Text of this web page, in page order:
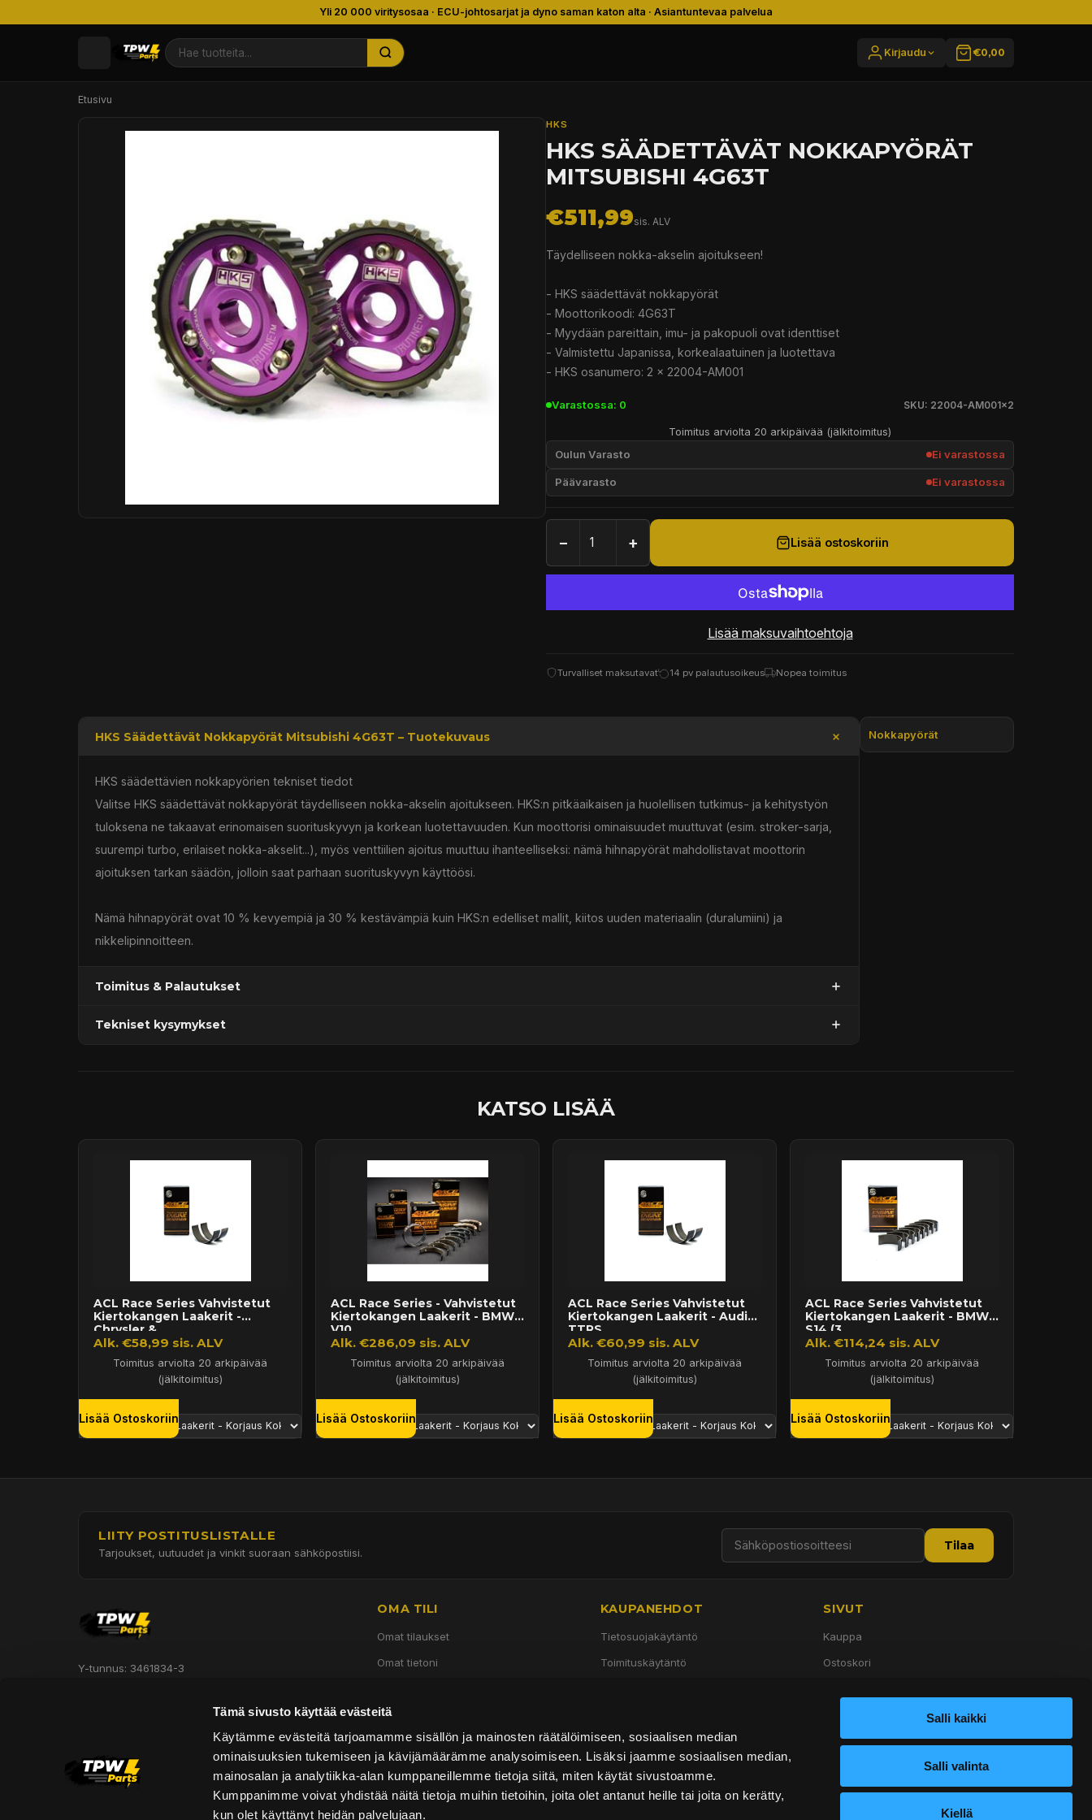
Tämä sivusto käyttää evästeitä
Käytämme evästeitä tarjoamamme sisällön ja mainosten räätälöimiseen, sosiaalisen median
ominaisuuksien tukemiseen ja kävijämäärämme analysoimiseen. Lisäksi jaamme sosiaalisen median,
mainosalan ja analytiikka-alan kumppaneillemme tietoja siitä, miten käytät sivustoamme.
Kumppanimme voivat yhdistää näitä tietoja muihin tietoihin, joita olet antanut heille tai joita on kerätty,
kun olet käyttänyt heidän palvelujaan.
Salli kaikki
Salli valinta
Kiellä
Yli 20 000 viritysosaa · ECU-johtosarjat ja dyno saman katon alta · Asiantuntevaa palvelua
Kirjaudu €0,00
Etusivu
HKS
HKS SÄÄDETTÄVÄT NOKKAPYÖRÄT
MITSUBISHI 4G63T
€511,99sis. ALV
Täydelliseen nokka-akselin ajoitukseen!
- HKS säädettävät nokkapyörät
- Moottorikoodi: 4G63T
- Myydään pareittain, imu- ja pakopuoli ovat identtiset
- Valmistettu Japanissa, korkealaatuinen ja luotettava
- HKS osanumero: 2 x 22004-AM001
Varastossa: 0 SKU: 22004-AM001x2
Toimitus arviolta 20 arkipäivää (jälkitoimitus)
Oulun Varasto Ei varastossa
Päävarasto Ei varastossa
− + Lisää ostoskoriin
Lisää maksuvaihtoehtoja
Turvalliset maksutavat 14 pv palautusoikeus Nopea toimitus
HKS Säädettävät Nokkapyörät Mitsubishi 4G63T – Tuotekuvaus
HKS säädettävien nokkapyörien tekniset tiedot
Valitse HKS säädettävät nokkapyörät täydelliseen nokka-akselin ajoitukseen. HKS:n pitkäaikaisen ja huolellisen tutkimus- ja kehitystyön
tuloksena ne takaavat erinomaisen suorituskyvyn ja korkean luotettavuuden. Kun moottorisi ominaisuudet muuttuvat (esim. stroker-sarja,
suurempi turbo, erilaiset nokka-akselit...), myös venttiilien ajoitus muuttuu ihanteelliseksi: nämä hihnapyörät mahdollistavat moottorin
ajoituksen tarkan säädön, jolloin saat parhaan suorituskyvyn käyttöösi.
Nämä hihnapyörät ovat 10 % kevyempiä ja 30 % kestävämpiä kuin HKS:n edelliset mallit, kiitos uuden materiaalin (duralumiini) ja
nikkelipinnoitteen.
Toimitus & Palautukset
Tekniset kysymykset
Nokkapyörät
KATSO LISÄÄ
ACL Race Series Vahvistetut
Kiertokangen Laakerit -
Chrysler &...
Alk. €58,99 sis. ALV
Toimitus arviolta 20 arkipäivää
(jälkitoimitus)
Lisää Ostoskoriin
ACL Race Series - Vahvistetut
Kiertokangen Laakerit - BMW
V10 ...
Alk. €286,09 sis. ALV
Toimitus arviolta 20 arkipäivää
(jälkitoimitus)
Lisää Ostoskoriin
ACL Race Series Vahvistetut
Kiertokangen Laakerit - Audi
TTRS,...
Alk. €60,99 sis. ALV
Toimitus arviolta 20 arkipäivää
(jälkitoimitus)
Lisää Ostoskoriin
ACL Race Series Vahvistetut
Kiertokangen Laakerit - BMW
S14 (3...
Alk. €114,24 sis. ALV
Toimitus arviolta 20 arkipäivää
(jälkitoimitus)
Lisää Ostoskoriin
LIITY POSTITUSLISTALLE
Tarjoukset, uutuudet ja vinkit suoraan sähköpostiisi.
Tilaa
Y-tunnus: 3461834-3
Asiakaspalvelu:
asiakaspalvelu@tpwparts.com
OMA TILI
Omat tilaukset
Omat tietoni
KAUPANEHDOT
Tietosuojakäytäntö
Toimituskäytäntö
SIVUT
Kauppa
Ostoskori
Yhteystiedot